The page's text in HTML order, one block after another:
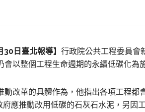
日臺北報導】 行政院公共工程委員會
以整個工程生命週期的永續低碳化為
動改革的具體作為，他指出各項工程都
應推動改用低碳的石灰石水泥，另因